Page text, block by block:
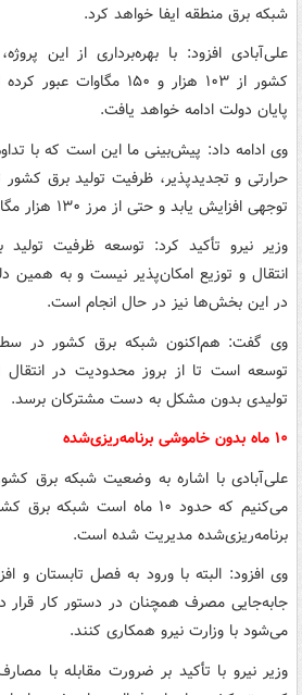
شبکه برق منطقه ایفا خواهد کرد.
علی‌آبادی افزود: با بهره‌برداری از این
کشور از ۱۰۳ هزار و ۱۵۰
پایان دولت ادامه خواهد یافت.
وی ادامه داد: پیش‌بینی ما این است که با
حرارتی و تجدیدپذیر، ظرفیت تولید برق
توجهی افزایش یابد و حتی از مرز ۱۳۰ هزار مگاوات نیز عبور کند.
وزیر نیرو تأکید کرد: توسعه ظرفیت
انتقال و توزیع امکان‌پذیر نیست و به همین
در این بخش‌ها نیز در حال انجام است.
وی گفت: هم‌اکنون شبکه برق کشور در
توسعه است تا از بروز محدودیت در
تولیدی بدون مشکل به دست مشترکان برسد.
۱۰ ماه بدون خاموشی برنامه‌ریزی‌شده
علی‌آبادی با اشاره به وضعیت شبکه برق کشور
می‌کنیم که حدود ۱۰ ماه است
برنامه‌ریزی‌شده مدیریت شده است.
وی افزود: البته با ورود به فصل تابستان و
جابه‌جایی مصرف همچنان در دستور کار قرار
می‌شود با وزارت نیرو همکاری کنند.
وزیر نیرو با تأکید بر ضرورت مقابله با